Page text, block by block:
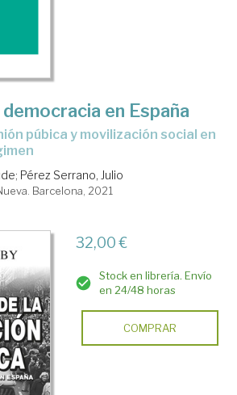
en España
; Pérez Serrano, Julio
Barcelona, 2021
32,00 €
Stock en librería. Envío
en 24/48 horas
COMPRAR